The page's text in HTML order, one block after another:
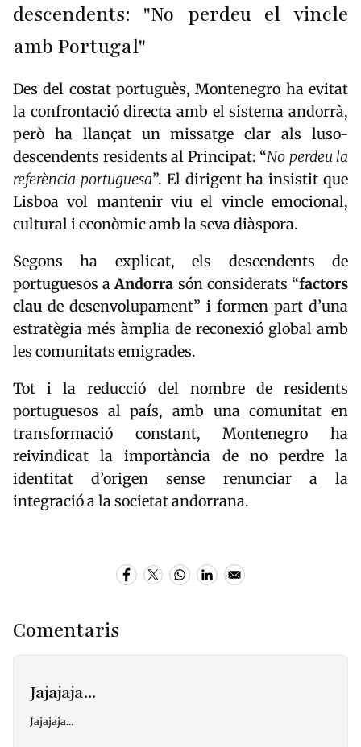
descendents: "No perdeu el vincle
amb Portugal"
Des del costat portuguès, Montenegro ha evitat
la confrontació directa amb el sistema andorrà,
però ha llançat un missatge clar als luso-
descendents residents al Principat: “No perdeu la
referència portuguesa”. El dirigent ha insistit que
Lisboa vol mantenir viu el vincle emocional,
cultural i econòmic amb la seva diàspora.
Segons ha explicat, els descendents de
portuguesos aAndorra són considerats “factors
clau de desenvolupament” i formen part d’una
estratègia més àmplia de reconexió global amb
les comunitats emigrades.
Tot i la reducció del nombre de residents
portuguesos al país, amb una comunitat en
transformació constant, Montenegro ha
reivindicat la importància de no perdre la
identitat d’origen sense renunciar a la
integració a la societat andorrana.
Comentaris
Jajajaja...
Jajajaja...